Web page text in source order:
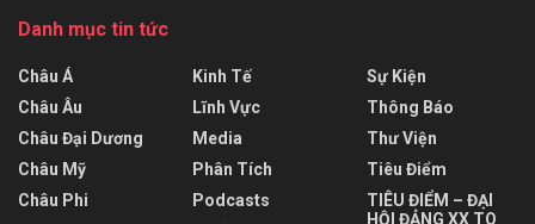
Danh mục tin tức
Châu Á
Châu Âu
Châu Đại Dương
Châu Mỹ
Châu Phi
Kinh Tế
Lĩnh Vực
Media
Phân Tích
Podcasts
Sự Kiện
Thông Báo
Thư Viện
Tiêu Điểm
TIÊU ĐIỂM – ĐẠI
HỘI ĐẢNG XX TQ